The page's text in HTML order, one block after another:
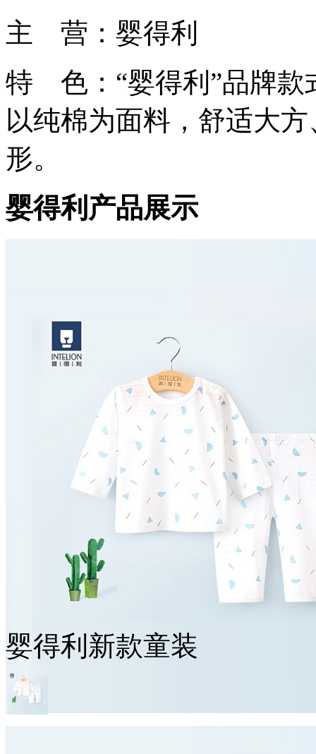
主 营：婴得利
特 色：“婴得利”品牌款
以纯棉为面料，舒适大
形。
婴得利产品展示
婴得利新款童装